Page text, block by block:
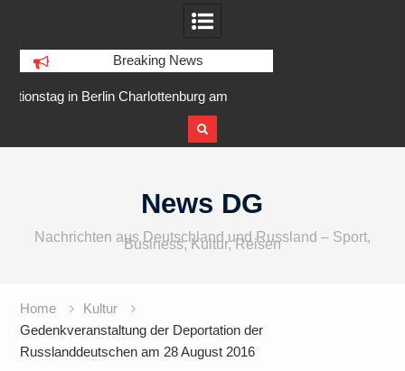
Breaking News
am
IFA 2026 Audio wird größer,
internationaler und vielfältiger
News DG
Nachrichten aus Deutschland und Russland – Sport,
Business, Kultur, Reisen
Home
Kultur
Gedenkveranstaltung der Deportation der
Russlanddeutschen am 28 August 2016